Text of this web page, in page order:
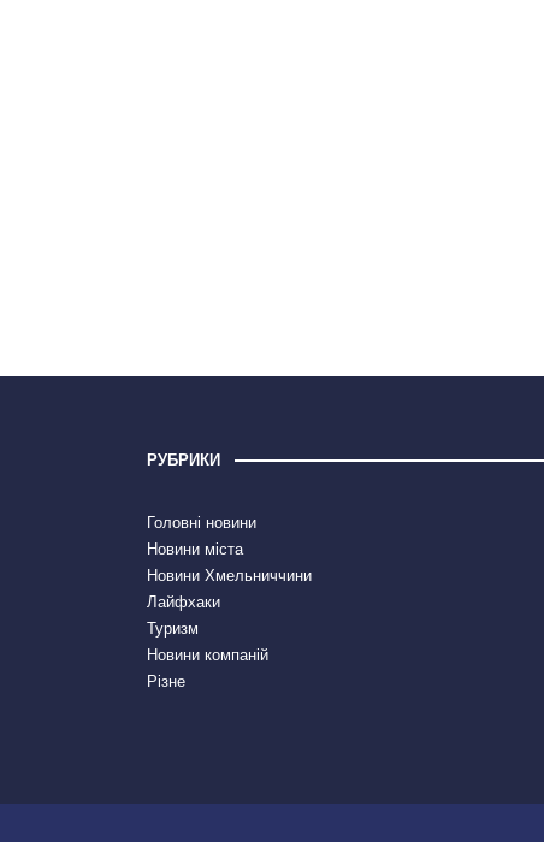
РУБРИКИ
Головні новини
Новини міста
Новини Хмельниччини
Лайфхаки
Туризм
Новини компаній
Різне